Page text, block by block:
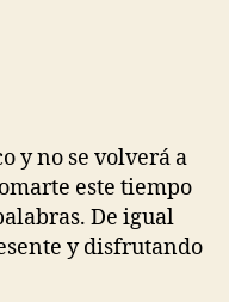
y no se volverá a
este tiempo
De igual
y disfrutando